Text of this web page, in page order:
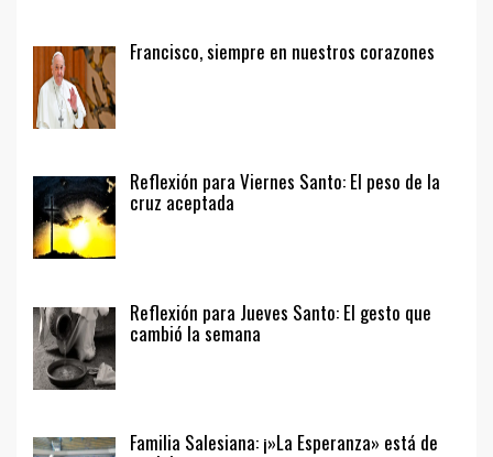
Francisco, siempre en nuestros corazones
Reflexión para Viernes Santo: El peso de la
cruz aceptada
Reflexión para Jueves Santo: El gesto que
cambió la semana
Familia Salesiana: ¡»La Esperanza» está de